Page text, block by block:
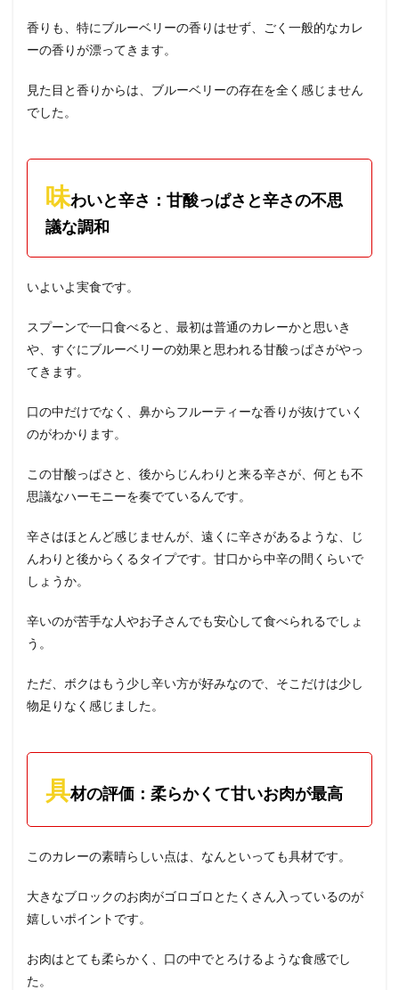
香りも、特にブルーベリーの香りはせず、ごく一般的なカレ
ーの香りが漂ってきます。
見た目と香りからは、ブルーベリーの存在を全く感じません
でした。
味わいと辛さ：甘酸っぱさと辛さの不思
議な調和
いよいよ実食です。
スプーンで一口食べると、最初は普通のカレーかと思いき
や、すぐにブルーベリーの効果と思われる甘酸っぱさがやっ
てきます。
口の中だけでなく、鼻からフルーティーな香りが抜けていく
のがわかります。
この甘酸っぱさと、後からじんわりと来る辛さが、何とも不
思議なハーモニーを奏でているんです。
辛さはほとんど感じませんが、遠くに辛さがあるような、じ
んわりと後からくるタイプです。甘口から中辛の間くらいで
しょうか。
辛いのが苦手な人やお子さんでも安心して食べられるでしょ
う。
ただ、ボクはもう少し辛い方が好みなので、そこだけは少し
物足りなく感じました。
具材の評価：柔らかくて甘いお肉が最高
このカレーの素晴らしい点は、なんといっても具材です。
大きなブロックのお肉がゴロゴロとたくさん入っているのが
嬉しいポイントです。
お肉はとても柔らかく、口の中でとろけるような食感でし
た。